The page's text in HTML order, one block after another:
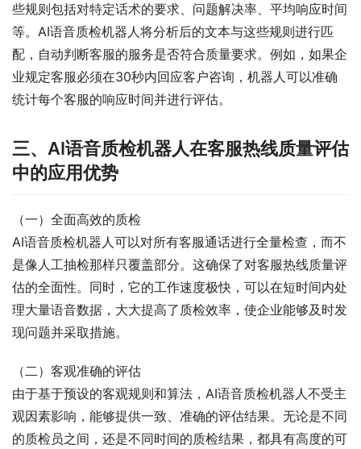
些规则包括对特定话术的要求、问题解决率、平均响应时间
等。AI语音质检机器人将分析后的文本与这些规则进行匹
配，自动判断客服的服务是否符合质量要求。例如，如果企
业规定客服必须在30秒内回应客户咨询，机器人可以准确
统计每个客服的响应时间并进行评估。
三、AI语音质检机器人在客服热线质量评估
中的应用优势
（一）全面高效的质检
AI语音质检机器人可以对所有客服通话进行全量检查，而不
是像人工抽检那样只覆盖部分。这确保了对客服热线质量评
估的全面性。同时，它的工作速度极快，可以在短时间内处
理大量语音数据，大大提高了质检效率，使企业能够及时发
现问题并采取措施。
（二）客观准确的评估
由于基于预设的客观规则和算法，AI语音质检机器人不受主
观因素影响，能够提供一致、准确的评估结果。无论是不同
的质检员之间，还是不同时间的质检结果，都具有高度的可